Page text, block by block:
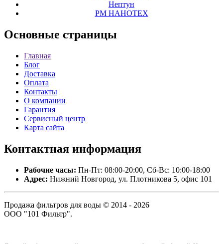
Нептун
РМ НАНОТЕХ
Основные страницы
Главная
Блог
Доставка
Оплата
Контакты
О компании
Гарантия
Сервисный центр
Карта сайта
Контактная информация
Рабочие часы: Пн-Пт: 08:00-20:00, Сб-Вс: 10:00-18:00
Адрес: Нижний Новгород, ул. Плотникова 5, офис 101
Продажа фильтров для воды © 2014 - 2026
ООО "101 Фильтр".